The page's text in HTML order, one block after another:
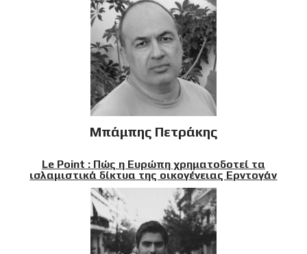
Μπάμπης Πετράκης
Le Point : Πώς η Ευρώπη χρηματοδοτεί τα
ισλαμιστικά δίκτυα της οικογένειας Ερντογάν